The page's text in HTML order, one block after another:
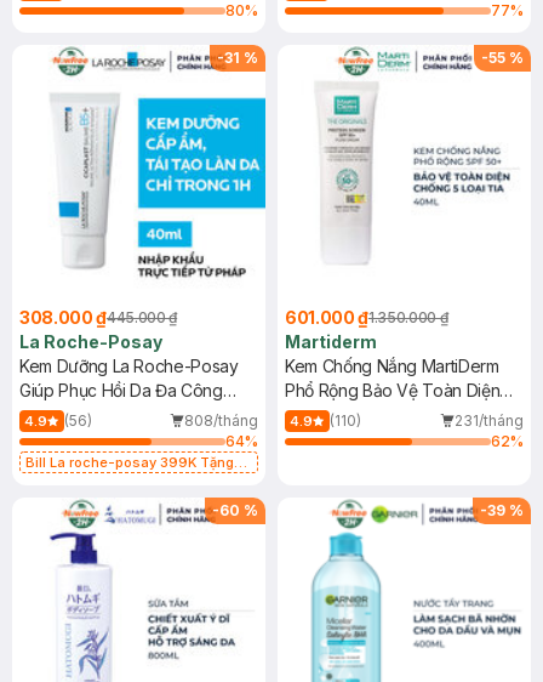
80%
77%
-31 %
308.000 ₫445.000 ₫
La Roche-Posay
Kem Dưỡng La Roche-Posay
Giúp Phục Hồi Da Đa Công
Dụng 40ml
4.9 (56)
808/tháng
64%
Bill La roche-posay 399K Tặng
(SL có hạn)
-55 %
601.000 ₫1.350.000 ₫
Martiderm
Kem Chống Nắng MartiDerm
Phổ Rộng Bảo Vệ Toàn Diện
40ml
4.9 (110)
231/tháng
62%
-60 % -39 %